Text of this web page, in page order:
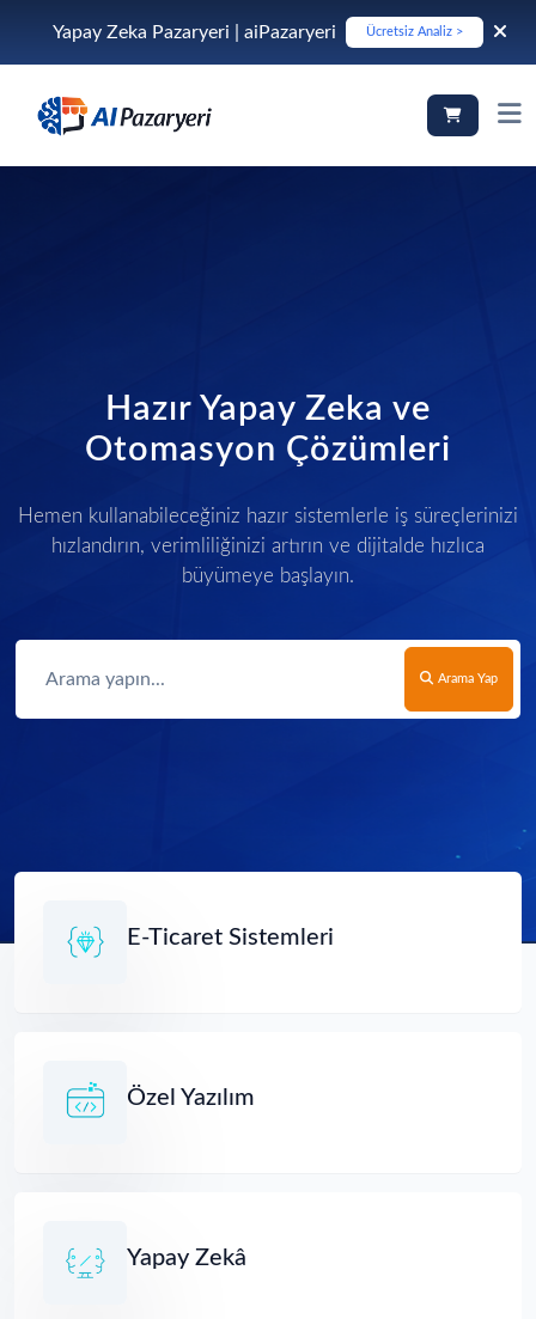
Yapay Zeka Pazaryeri | aiPazaryeri Ücretsiz Analiz >
Hazır Yapay Zeka ve
Otomasyon Çözümleri
Hemen kullanabileceğiniz hazır sistemlerle iş süreçlerinizi
hızlandırın, verimliliğinizi artırın ve dijitalde hızlıca
büyümeye başlayın.
Arama Yap
E-Ticaret Sistemleri
Özel Yazılım
Yapay Zekâ